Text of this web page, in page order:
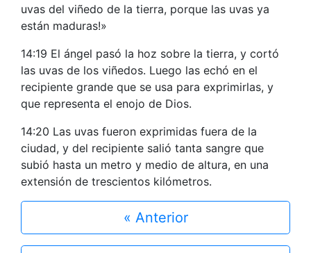
uvas del viñedo de la tierra, porque las uvas ya
están maduras!»
14:19 El ángel pasó la hoz sobre la tierra, y cortó
las uvas de los viñedos. Luego las echó en el
recipiente grande que se usa para exprimirlas, y
que representa el enojo de Dios.
14:20 Las uvas fueron exprimidas fuera de la
ciudad, y del recipiente salió tanta sangre que
subió hasta un metro y medio de altura, en una
extensión de trescientos kilómetros.
« Anterior